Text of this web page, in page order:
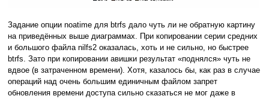
Задание опции noatime для btrfs дало чуть ли не обратную картину
на приведённых выше диаграммах. При копировании серии средних
и большого файла nilfs2 оказалась, хоть и не сильно, но быстрее
btrfs. Зато при копировании авишки результат «поднялся» чуть не
вдвое (в затраченном времени). Хотя, казалось бы, как раз в случае
операций над очень большим единичным файлом запрет
обновления времени доступа сильно сказаться не мог даже в